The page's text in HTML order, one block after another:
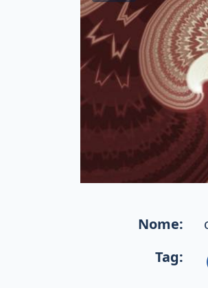
Nome:
Tag: